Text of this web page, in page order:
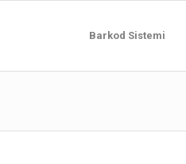
Barkod Sistemi